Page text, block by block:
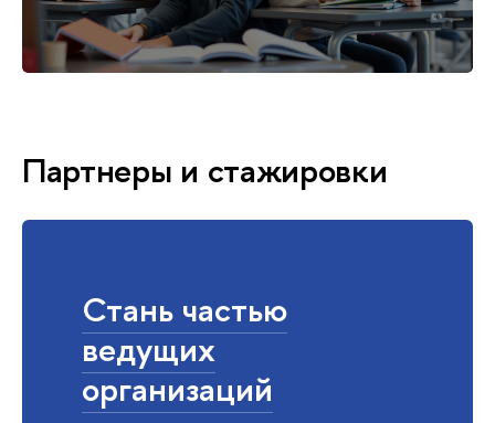
Партнеры и стажировки
Стань частью
ведущих
организаций